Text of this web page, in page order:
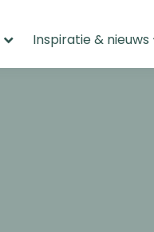
Inspiratie & nieuws